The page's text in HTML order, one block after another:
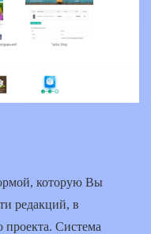
которую Вы
редакций, в
проекта. Система